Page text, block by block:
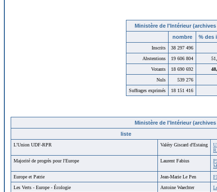
Ministère de l'Intérieur
nombre
% des
Inscrits 38 297 496
Abstentions
19 606 804
Votants
18 690 692
Nuls
539 276
Suffrages exprimés
18 151 416
Ministère de l'Intérieur
liste
L'Union UDF-RPR Valéry Giscard d'Estaing
Majorité de progrès pour l'Europe
Laurent Fabius
Europe et Patrie
Jean-Marie Le Pen
Les Verts - Europe - Écologie
Antoine Waechter